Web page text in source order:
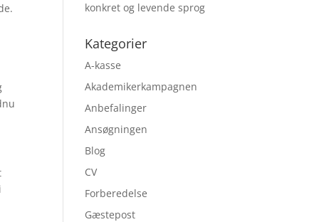
konkret og levende sprog
Kategorier
A-kasse
Akademikerkampagnen
Anbefalinger
Ansøgningen
Blog
CV
Forberedelse
Gæstepost